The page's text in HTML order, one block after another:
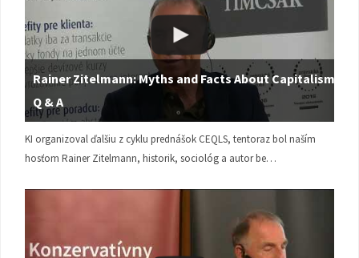
Rainer Zitelmann: Myths and Facts About Capitalism |
Q & A
KI organizoval ďalšiu z cyklu prednášok CEQLS, tentoraz bol naším
hosťom Rainer Zitelmann, historik, sociológ a autor be…